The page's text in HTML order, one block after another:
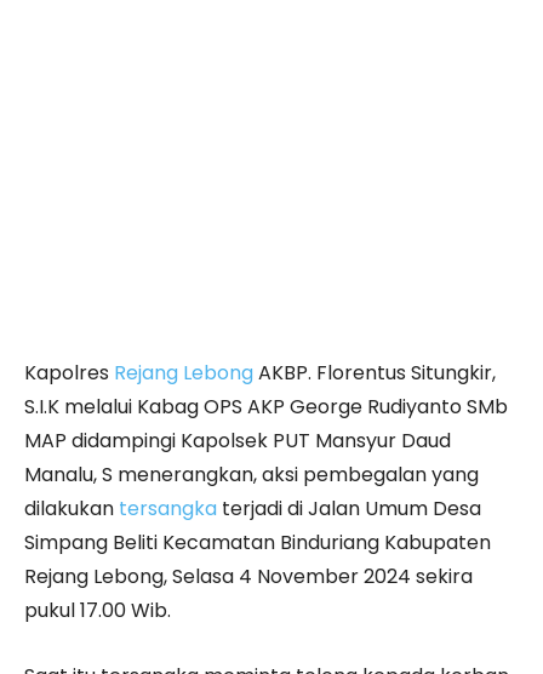
Kapolres Rejang LebongAKBP. Florentus Situngkir,
S.I.K melalui Kabag OPS AKP George Rudiyanto SMb
MAP didampingi Kapolsek PUT Mansyur Daud
Manalu, S menerangkan, aksi pembegalan yang
dilakukan tersangka terjadi di Jalan Umum Desa
Simpang Beliti Kecamatan Binduriang Kabupaten
Rejang Lebong, Selasa 4 November 2024 sekira
pukul 17.00 Wib.